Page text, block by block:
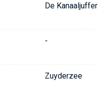
De Kanaaljuffer
-
Zuyderzee